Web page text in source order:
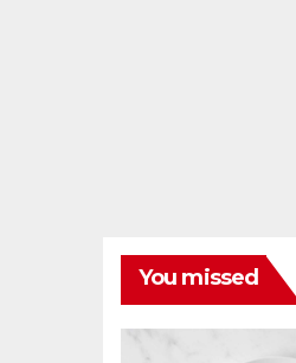
You missed